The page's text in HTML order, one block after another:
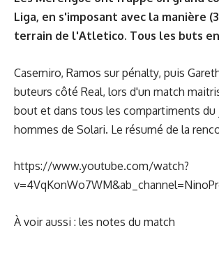
Liga, en s'imposant avec la manière
terrain de l'Atletico. Tous les buts
Casemiro, Ramos sur pénalty, puis
buteurs côté Real, lors d'un match
bout et dans tous les compartiments du
hommes de Solari. Le résumé de la
https://www.youtube.com/watch?
À voir aussi : les notes du match